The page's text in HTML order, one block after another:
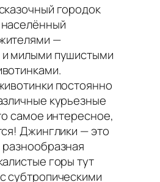
городок
—
милыми пушистыми
постоянно
курьезные
самое интересное,
Джинглики — это
горы тут
субтропическими